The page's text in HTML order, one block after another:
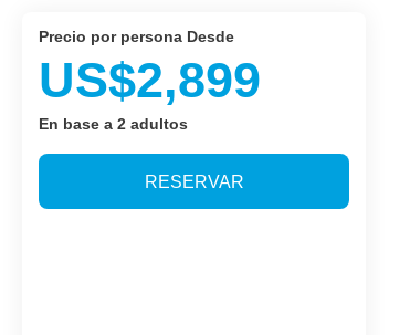
precio por persona Desde
US$2,899
En base a 2 adultos
RESERVAR